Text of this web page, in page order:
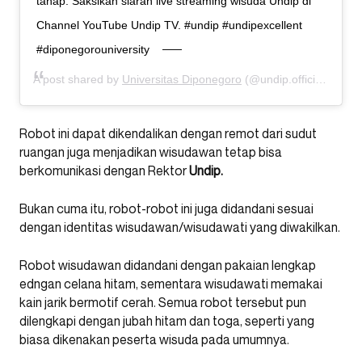
Channel YouTube Undip TV. #undip #undipexcellent
#diponegorouniversity
A post shared by Universitas Diponegoro (@undip.official) on
Robot ini dapat dikendalikan dengan remot dari sudut
ruangan juga menjadikan wisudawan tetap bisa
berkomunikasi dengan RektorUndip.
Bukan cuma itu, robot-robot ini juga didandani sesuai
dengan identitas wisudawan/wisudawati yang diwakilkan.
Robot wisudawan didandani dengan pakaian lengkap
edngan celana hitam, sementara wisudawati memakai
kain jarik bermotif cerah. Semua robot tersebut pun
dilengkapi dengan jubah hitam dan toga, seperti yang
biasa dikenakan peserta wisuda pada umumnya.